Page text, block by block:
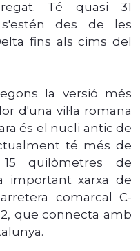
Té quasi 31
des de les
fins als cims del
la versió més
d'una vil·la romana
és el nucli antic de
té més de
quilòmetres de
important xarxa de
comarcal C-
que connecta amb